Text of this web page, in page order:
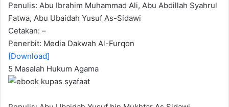
Penulis: Abu Ibrahim Muhammad Ali, Abu Abdillah Syahrul
Fatwa, Abu Ubaidah Yusuf As-Sidawi
Cetakan: –
Penerbit: Media Dakwah Al-Furqon
[Download]
5 Masalah Hukum Agama